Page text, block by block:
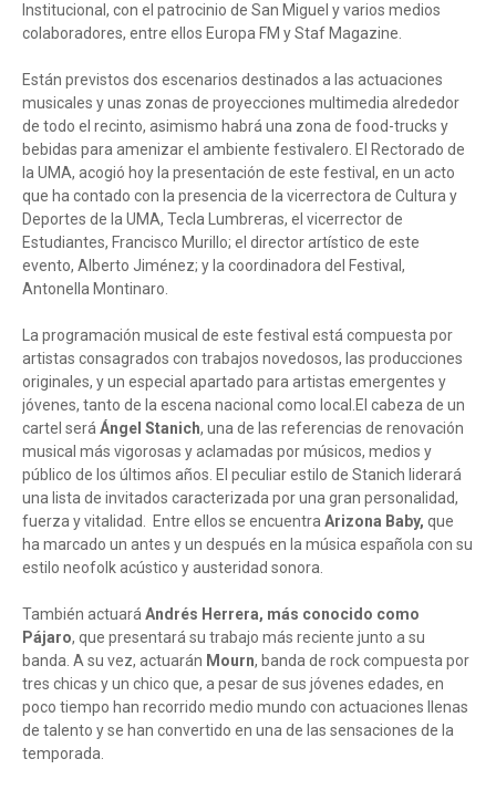
Institucional, con el patrocinio de San Miguel y varios medios
colaboradores, entre ellos Europa FM y Staf Magazine.
Están previstos dos escenarios destinados a las actuaciones
musicales y unas zonas de proyecciones multimedia alrededor
de todo el recinto, asimismo habrá una zona de food-trucks y
bebidas para amenizar el ambiente festivalero. El Rectorado de
la UMA, acogió hoy la presentación de este festival, en un acto
que ha contado con la presencia de la vicerrectora de Cultura y
Deportes de la UMA, Tecla Lumbreras, el vicerrector de
Estudiantes, Francisco Murillo; el director artístico de este
evento, Alberto Jiménez; y la coordinadora del Festival,
Antonella Montinaro.
La programación musical de este festival está compuesta por
artistas consagrados con trabajos novedosos, las producciones
originales, y un especial apartado para artistas emergentes y
jóvenes, tanto de la escena nacional como local.El cabeza de un
cartel seráÁngel Stanich, una de las referencias de renovación
musical más vigorosas y aclamadas por músicos, medios y
público de los últimos años. El peculiar estilo de Stanich liderará
una lista de invitados caracterizada por una gran personalidad,
fuerza y vitalidad. Entre ellos se encuentraArizona Baby, que
ha marcado un antes y un después en la música española con su
estilo neofolk acústico y austeridad sonora.
También actuaráAndrés Herrera, más conocido como
Pájaro, que presentará su trabajo más reciente junto a su
banda. A su vez, actuarán Mourn, banda de rock compuesta por
tres chicas y un chico que, a pesar de sus jóvenes edades, en
poco tiempo han recorrido medio mundo con actuaciones llenas
de talento y se han convertido en una de las sensaciones de la
temporada.